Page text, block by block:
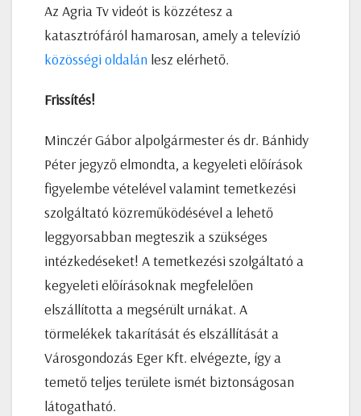
Az Agria Tv videót is közzétesz a
katasztrófáról hamarosan, amely a televízió
közösségi oldalán lesz elérhető.
Frissítés!
Minczér Gábor alpolgármester és dr. Bánhidy
Péter jegyző elmondta, a kegyeleti előírások
figyelembe vételével valamint temetkezési
szolgáltató közreműködésével a lehető
leggyorsabban megteszik a szükséges
intézkedéseket! A temetkezési szolgáltató a
kegyeleti előírásoknak megfelelően
elszállította a megsérült urnákat. A
törmelékek takarítását és elszállítását a
Városgondozás Eger Kft. elvégezte, így a
temető teljes területe ismét biztonságosan
látogatható.